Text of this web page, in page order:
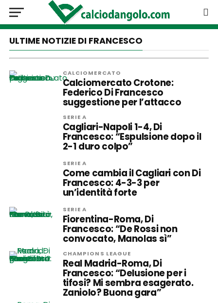
ULTIME NOTIZIE DI FRANCESCO
CALCIOMERCATO
Calciomercato Crotone:
Federico Di Francesco
suggestione per l’attacco
SERIE A
Cagliari-Napoli 1-4, Di
Francesco: “Espulsione dopo il
2-1 duro colpo”
SERIE A
Come cambia il Cagliari con Di
Francesco: 4-3-3 per
un’identità forte
SERIE A
Fiorentina-Roma, Di
Francesco: “De Rossi non
convocato, Manolas sì”
CHAMPIONS LEAGUE
Real Madrid-Roma, Di
Francesco: “Delusione per i
tifosi? Mi sembra esagerato.
Zaniolo? Buona gara”